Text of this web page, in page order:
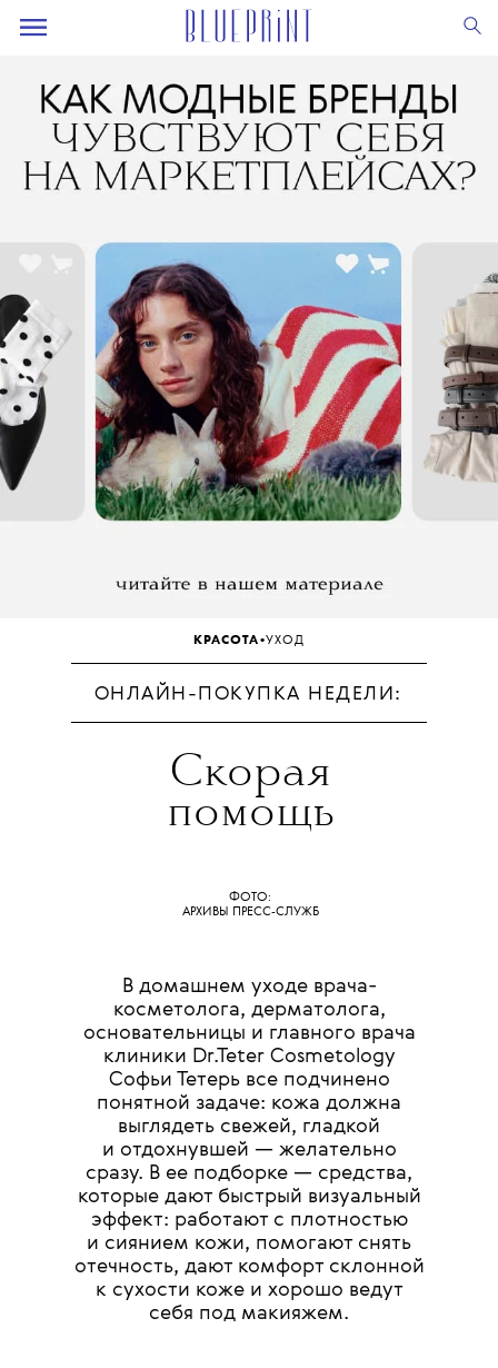
КРАСОТА•УХОД
ОНЛАЙН-ПОКУПКА НЕДЕЛИ:
Скорая
помощь
ФОТО:
АРХИВЫ ПРЕСС-СЛУЖБ
В домашнем уходе врача-
косметолога, дерматолога,
основательницы и главного врача
клиники Dr.Teter Cosmetology
Софьи Тетерь все подчинено
понятной задаче: кожа должна
выглядеть свежей, гладкой
и отдохнувшей — желательно
сразу. В ее подборке — средства,
которые дают быстрый визуальный
эффект: работают с плотностью
и сиянием кожи, помогают снять
отечность, дают комфорт склонной
к сухости коже и хорошо ведут
себя под макияжем.